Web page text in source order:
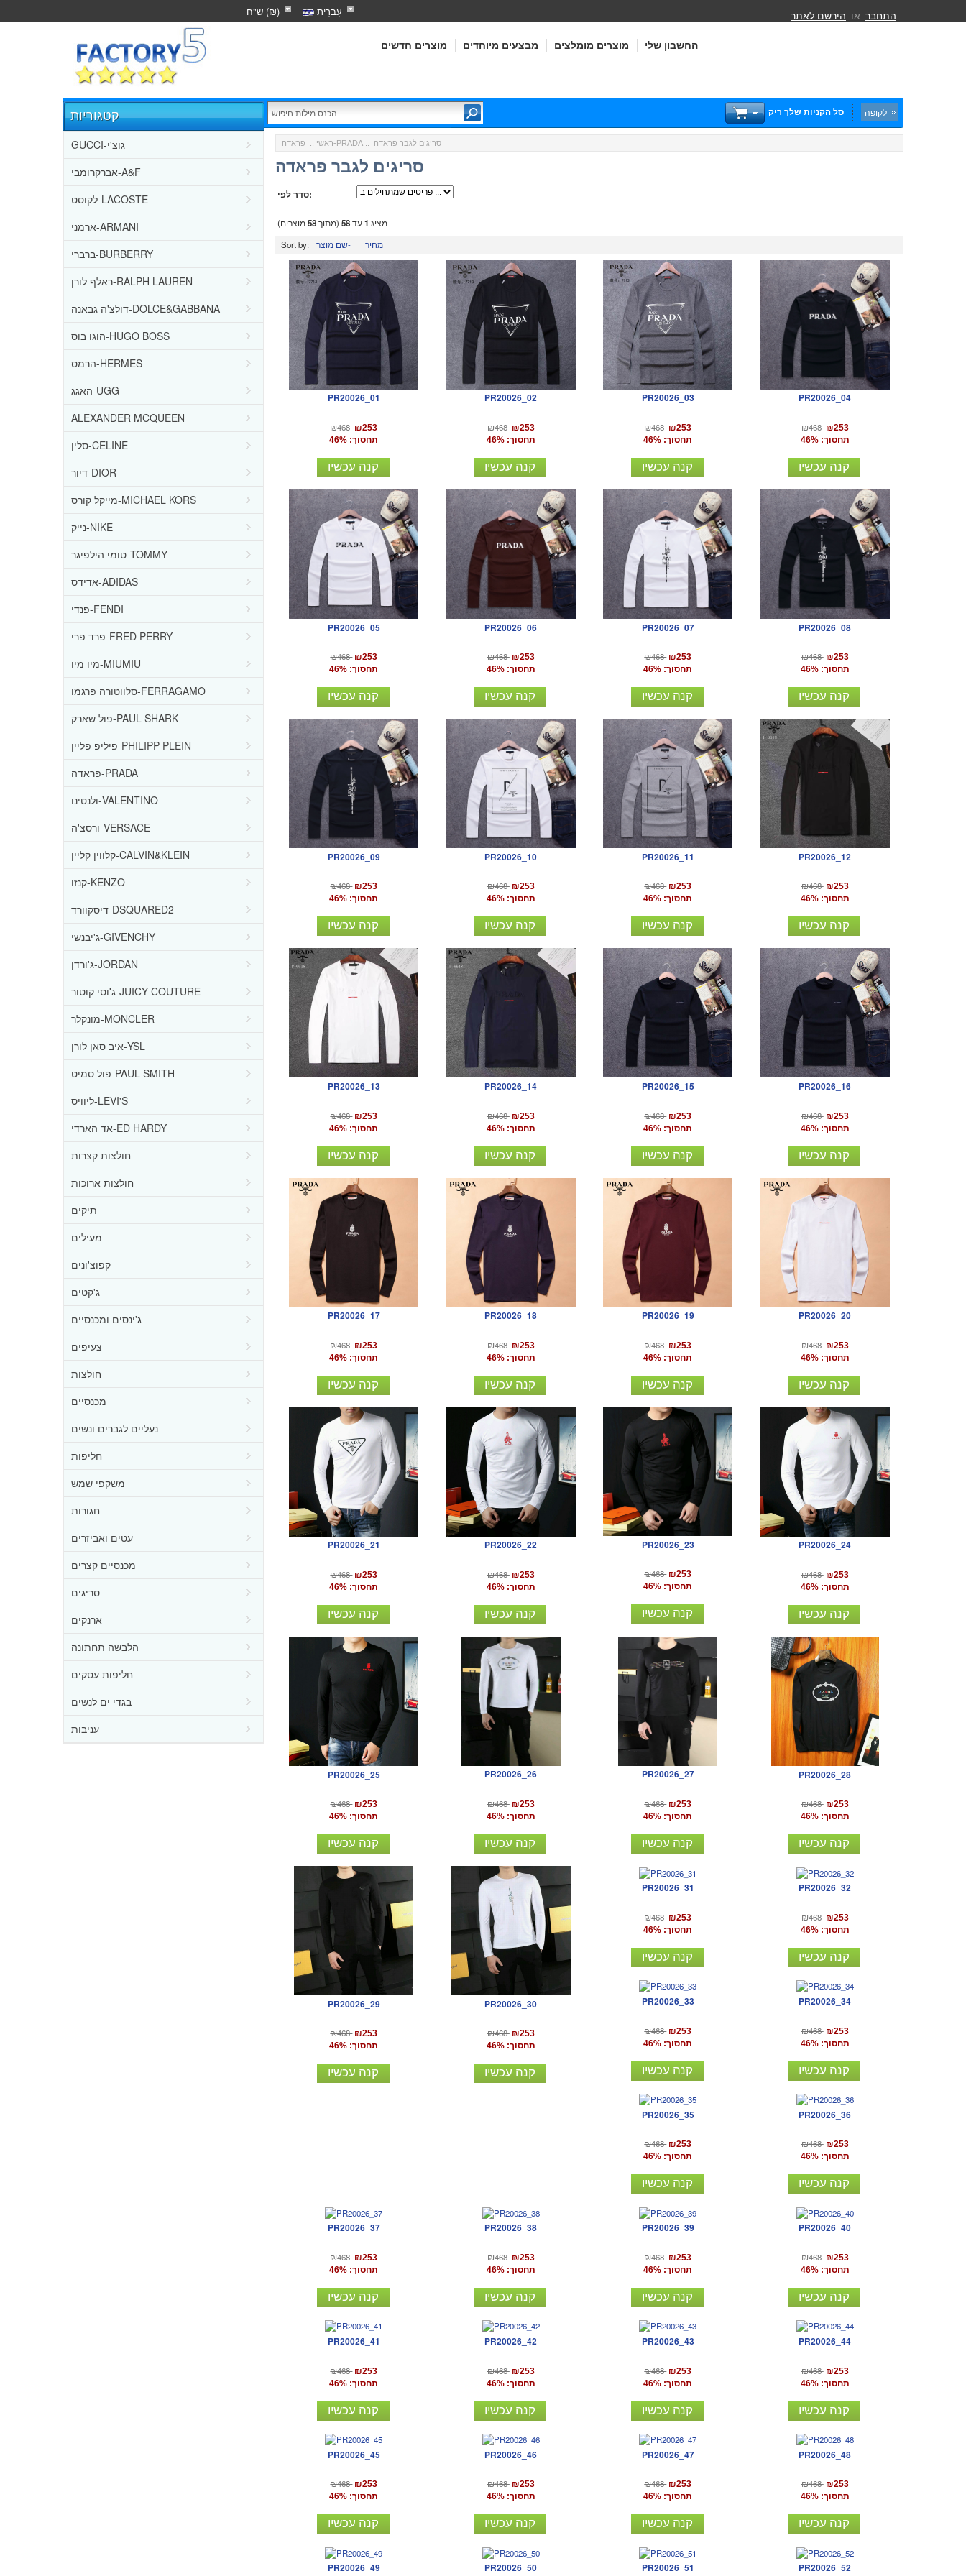
עִברִית ש"ח (₪)
מוצרים חדשים מבצעים מיוחדים מוצרים מומלצים החשבון שלי
התחבר או הירשם לאתר
סל הקניות שלך ריק לקופה
קטגוריות
GUCCI-גוצ'י
אברקרומבי-A&F
לקוסט-LACOSTE
ארמני-ARMANI
ברברי-BURBERRY
ראלף לורן-RALPH LAUREN
דולצ'ה גבאנה-DOLCE&GABBANA
הוגו בוס-HUGO BOSS
הרמס-HERMES
האגג-UGG
ALEXANDER MCQUEEN
סלין-CELINE
דיור-DIOR
מייקל קורס-MICHAEL KORS
נייק-NIKE
טומי הילפיגר-TOMMY
אדידס-ADIDAS
פנדי-FENDI
פרד פרי-FRED PERRY
מיו מיו-MIUMIU
סלווטורה פרגמו-FERRAGAMO
פול שארק-PAUL SHARK
פיליפ פליין-PHILIPP PLEIN
פראדה-PRADA
ולנטינו-VALENTINO
ורסצ'ה-VERSACE
קלווין קליין-CALVIN&KLEIN
קנזו-KENZO
דיסקוורד-DSQUARED2
ג'יבנשי-GIVENCHY
ג'ורדן-JORDAN
ג'וסי קוטור-JUICY COUTURE
מונקלר-MONCLER
איב סאן לורן-YSL
פול סמיט-PAUL SMITH
ליוויס-LEVI'S
אד הארדי-ED HARDY
חולצות קצרות
חולצות ארוכות
תיקים
מעילים
קפוצ'ונים
ג'קטים
ג'ינסים ומכנסיים
צעיפים
חולצות
מכנסיים
נעליים לגברים ונשים
חליפות
משקפי שמש
חגורות
עטים ואביזרים
מכנסיים קצרים
סריגים
ארנקים
הלבשה תחתונה
חליפות עסקים
בגדי ים לנשים
עניבות
ראשי :: פראדה-PRADA :: סריגים לגבר פראדה
סריגים לגבר פראדה
סדר לפי:
מציג 1עד58(מתוך58מוצרים)
Sort by:
שם מוצר- מחיר
PR20026_01
₪468 ₪253
תחסוך: 46%
קנה עכשיו
PR20026_02
₪468 ₪253
תחסוך: 46%
קנה עכשיו
PR20026_03
₪468 ₪253
תחסוך: 46%
קנה עכשיו
PR20026_04
₪468 ₪253
תחסוך: 46%
קנה עכשיו
PR20026_05
₪468 ₪253
תחסוך: 46%
קנה עכשיו
PR20026_06
₪468 ₪253
תחסוך: 46%
קנה עכשיו
PR20026_07
₪468 ₪253
תחסוך: 46%
קנה עכשיו
PR20026_08
₪468 ₪253
תחסוך: 46%
קנה עכשיו
PR20026_09
₪468 ₪253
תחסוך: 46%
קנה עכשיו
PR20026_10
₪468 ₪253
תחסוך: 46%
קנה עכשיו
PR20026_11
₪468 ₪253
תחסוך: 46%
קנה עכשיו
PR20026_12
₪468 ₪253
תחסוך: 46%
קנה עכשיו
PR20026_13
₪468 ₪253
תחסוך: 46%
קנה עכשיו
PR20026_14
₪468 ₪253
תחסוך: 46%
קנה עכשיו
PR20026_15
₪468 ₪253
תחסוך: 46%
קנה עכשיו
PR20026_16
₪468 ₪253
תחסוך: 46%
קנה עכשיו
PR20026_17
₪468 ₪253
תחסוך: 46%
קנה עכשיו
PR20026_18
₪468 ₪253
תחסוך: 46%
קנה עכשיו
PR20026_19
₪468 ₪253
תחסוך: 46%
קנה עכשיו
PR20026_20
₪468 ₪253
תחסוך: 46%
קנה עכשיו
PR20026_21
₪468 ₪253
תחסוך: 46%
קנה עכשיו
PR20026_22
₪468 ₪253
תחסוך: 46%
קנה עכשיו
PR20026_23
₪468 ₪253
תחסוך: 46%
קנה עכשיו
PR20026_24
₪468 ₪253
תחסוך: 46%
קנה עכשיו
PR20026_25
₪468 ₪253
תחסוך: 46%
קנה עכשיו
PR20026_26
₪468 ₪253
תחסוך: 46%
קנה עכשיו
PR20026_27
₪468 ₪253
תחסוך: 46%
קנה עכשיו
PR20026_28
₪468 ₪253
תחסוך: 46%
קנה עכשיו
PR20026_29
₪468 ₪253
תחסוך: 46%
קנה עכשיו
PR20026_30
₪468 ₪253
תחסוך: 46%
קנה עכשיו
PR20026_31
₪468 ₪253
תחסוך: 46%
קנה עכשיו
PR20026_32
₪468 ₪253
תחסוך: 46%
קנה עכשיו
PR20026_33
₪468 ₪253
תחסוך: 46%
קנה עכשיו
PR20026_34
₪468 ₪253
תחסוך: 46%
קנה עכשיו
PR20026_35
₪468 ₪253
תחסוך: 46%
קנה עכשיו
PR20026_36
₪468 ₪253
תחסוך: 46%
קנה עכשיו
PR20026_37
₪468 ₪253
תחסוך: 46%
קנה עכשיו
PR20026_38
₪468 ₪253
תחסוך: 46%
קנה עכשיו
PR20026_39
₪468 ₪253
תחסוך: 46%
קנה עכשיו
PR20026_40
₪468 ₪253
תחסוך: 46%
קנה עכשיו
PR20026_41
₪468 ₪253
תחסוך: 46%
קנה עכשיו
PR20026_42
₪468 ₪253
תחסוך: 46%
קנה עכשיו
PR20026_43
₪468 ₪253
תחסוך: 46%
קנה עכשיו
PR20026_44
₪468 ₪253
תחסוך: 46%
קנה עכשיו
PR20026_45
₪468 ₪253
תחסוך: 46%
קנה עכשיו
PR20026_46
₪468 ₪253
תחסוך: 46%
קנה עכשיו
PR20026_47
₪468 ₪253
תחסוך: 46%
קנה עכשיו
PR20026_48
₪468 ₪253
תחסוך: 46%
קנה עכשיו
PR20026_49 PR20026_50 PR20026_51 PR20026_52